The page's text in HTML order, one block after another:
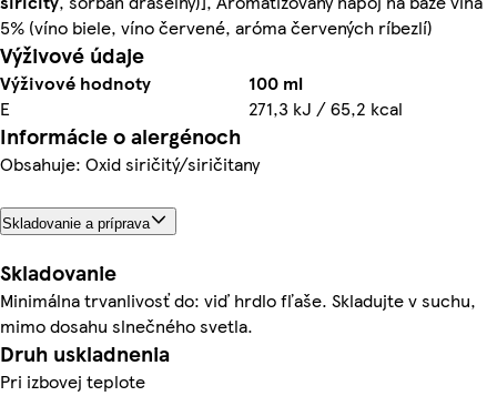
5% (víno biele, víno červené, aróma červených ríbezlí)
Výživové údaje
Výživové hodnoty
100 ml
E
271,3 kJ / 65,2 kcal
Informácie o alergénoch
Obsahuje: Oxid siričitý/siričitany
Skladovanie a príprava
Skladovanie
Minimálna trvanlivosť do: viď hrdlo fľaše. Skladujte v suchu,
mimo dosahu slnečného svetla.
Druh uskladnenia
Pri izbovej teplote